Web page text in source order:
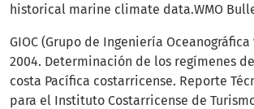
historical marine climate data.WMO
GIOC (Grupo de Ingeniería Oceanográfica
2004. Determinación de los regímenes
costa Pacífica costarricense. Reporte
para el Instituto Costarricense de